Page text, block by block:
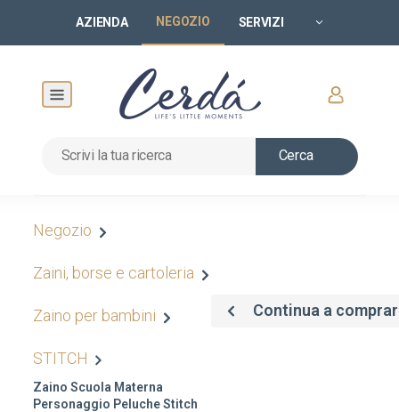
AZIENDA NEGOZIO SERVIZI
Cerca
Negozio
Zaini, borse e cartoleria
Zaino per bambini
STITCH
Zaino Scuola Materna
Personaggio Peluche Stitch
Continua a